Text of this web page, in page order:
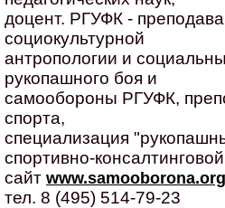
доцент. РГУФК -
социокультурной
антропологии и
рукопашного боя и
самообороны РГУФК,
спорта,
специализация
спортивно-
сайт www.samooborona.org
тел. 8 (495) 514-79-23